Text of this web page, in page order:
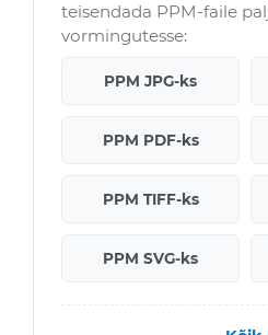
teisendada PPM-faile
vormingutesse:
PPM JPG-ks
PPM PDF-ks
PPM TIFF-ks
PPM SVG-ks